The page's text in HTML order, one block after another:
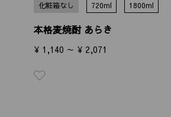
化粧箱なし 720ml 1800ml
本格麦焼酎 あらき
¥ 1,140 ～ ¥ 2,071